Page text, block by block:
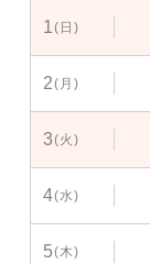
1(日)
2(月)
3(火)
4(水)
5(木)